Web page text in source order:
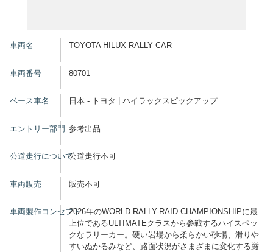
車両名 TOYOTA HILUX RALLY CAR
車両番号 80701
ベース車名 日本 - トヨタ | ハイラックスピックアップ
エントリー部門 参考出品
公道走行について公道走行不可
車両販売 販売不可
車両製作コンセプト2026年のWORLD RALLY-RAID CHAMPIONSHIPに最
上位であるULTIMATEクラスから参戦するハイスペッ
クなラリーカー。硬い岩場から柔らかい砂場、滑りや
すいぬかるみなど、路面状況がさまざまに変化する厳